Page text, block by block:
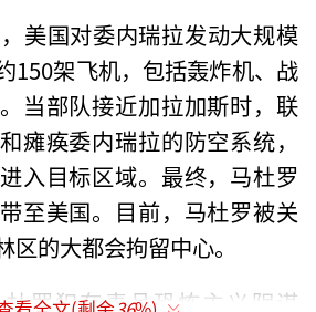
美国对委内瑞拉发动大规模
150架飞机，包括轰炸机、战
当部队接近加拉加斯时，联
瘫痪委内瑞拉的防空系统，
入目标区域。最终，马杜罗
至美国。目前，马杜罗被关
的大都会拘留中心。
罗犯有毒品恐怖主义阴谋